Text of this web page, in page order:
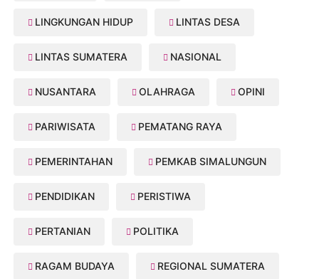
LINGKUNGAN HIDUP LINTAS DESA
LINTAS SUMATERA NASIONAL
NUSANTARA OLAHRAGA OPINI
PARIWISATA PEMATANG RAYA
PEMERINTAHAN PEMKAB SIMALUNGUN
PENDIDIKAN PERISTIWA
PERTANIAN POLITIKA
RAGAM BUDAYA REGIONAL SUMATERA